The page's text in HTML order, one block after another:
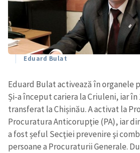
Eduard Bulat
Eduard Bulat activează în organele
Și-a început cariera la Criuleni, iar în
transferat la Chișinău. A activat la
Procuratura Anticorupţie (PA), iar
a fost șeful Secţiei prevenire şi
persoane a Procuraturii Generale.